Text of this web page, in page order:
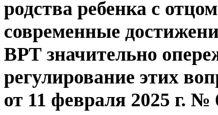
родства ребенка с
современные
ВРТ значительно
регулирование этих
от 11 февраля 2025 г.